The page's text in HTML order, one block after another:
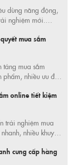
dùng năng động,
nghiệm mới.
mua sắm
tảng mua sắm
nhiều ưu đãi
voucher, mua
chi tiêu hiệu
online tiết kiệm
trải nghiệm mua
nhiều khuyến
hot mỗi ngày
cung cấp hàng